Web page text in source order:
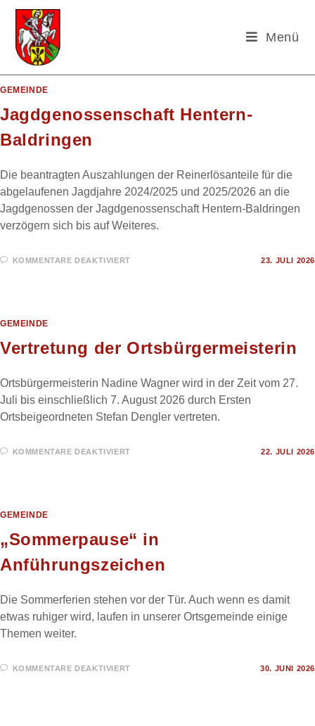
Inhalt
springen
Menü
GEMEINDE
Jagdgenossenschaft Hentern-
Baldringen
Die beantragten Auszahlungen der Reinerlösanteile für die
abgelaufenen Jagdjahre 2024/2025 und 2025/2026 an die
Jagdgenossen der Jagdgenossenschaft Hentern-Baldringen
verzögern sich bis auf Weiteres.
KOMMENTARE DEAKTIVIERTFÜR
23. JULI 2026
GEMEINDE
Vertretung der Ortsbürgermeisterin
Ortsbürgermeisterin Nadine Wagner wird in der Zeit vom 27.
Juli bis einschließlich 7. August 2026 durch Ersten
Ortsbeigeordneten Stefan Dengler vertreten.
KOMMENTARE DEAKTIVIERTFÜR
22. JULI 2026
GEMEINDE
„Sommerpause“ in
Anführungszeichen
Die Sommerferien stehen vor der Tür. Auch wenn es damit
etwas ruhiger wird, laufen in unserer Ortsgemeinde einige
Themen weiter.
KOMMENTARE DEAKTIVIERTFÜR
30. JUNI 2026